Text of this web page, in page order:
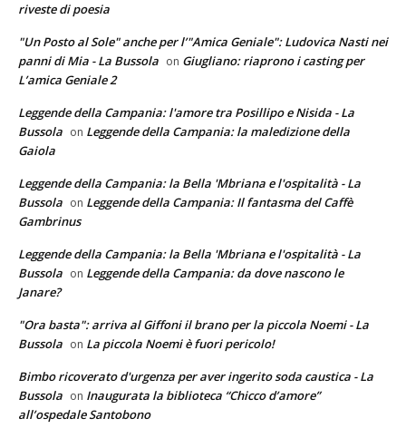
riveste di poesia
"Un Posto al Sole" anche per l’"Amica Geniale": Ludovica Nasti nei
panni di Mia - La Bussola on Giugliano: riaprono i casting per
L’amica Geniale 2
Leggende della Campania: l'amore tra Posillipo e Nisida - La
Bussola on Leggende della Campania: la maledizione della
Gaiola
Leggende della Campania: la Bella 'Mbriana e l'ospitalità - La
Bussola on Leggende della Campania: Il fantasma del Caffè
Gambrinus
Leggende della Campania: la Bella 'Mbriana e l'ospitalità - La
Bussola on Leggende della Campania: da dove nascono le
Janare?
"Ora basta": arriva al Giffoni il brano per la piccola Noemi - La
Bussola on La piccola Noemi è fuori pericolo!
Bimbo ricoverato d'urgenza per aver ingerito soda caustica - La
Bussola on Inaugurata la biblioteca “Chicco d’amore”
all’ospedale Santobono